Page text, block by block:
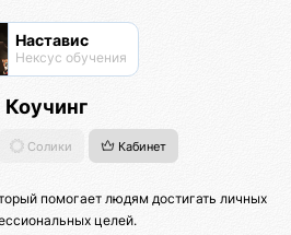
Наставис
Нексус обучения
Коучинг
Солики Кабинет
помогает людям достигать личных
целей.